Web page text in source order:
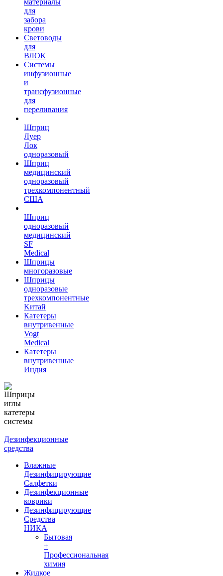
для
забора
крови
Световоды
для
ВЛОК
Системы
инфузионные
и
трансфузионные
для
переливания
Шприц
Луер
Лок
одноразовый
Шприц
медицинский
одноразовый
трехкомпонентный
США
Шприц
одноразовый
медицинский
SF
Medical
Шприцы
многоразовые
Шприцы
одноразовые
трехкомпонентные
Kитай
Катетеры
внутривенные
Vogt
Medical
Катетеры
внутривенные
Индия
Дезинфекционные
средства
Влажные
Дезинфицирующие
Салфетки
Дезинфекционные
коврики
Дезинфицирующие
Средства
НИКА
Бытовая
+
Профессиональная
химия
Жидкое